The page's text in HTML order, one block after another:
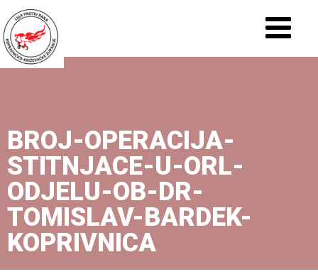
BROJ-OPERACIJA-
STITNJACE-U-ORL-
ODJELU-OB-DR-
TOMISLAV-BARDEK-
KOPRIVNICA